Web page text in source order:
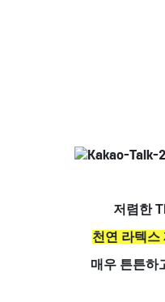
저렴한
천연 라텍스
매우 튼튼하